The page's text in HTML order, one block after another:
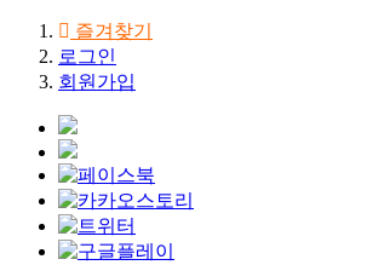
즐겨찾기
로그인
회원가입